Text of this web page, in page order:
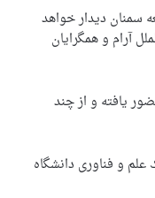
سمنان دیدار خواهد
آرام و همگرایان
یافته و از چند
و فناوری دانشگاه